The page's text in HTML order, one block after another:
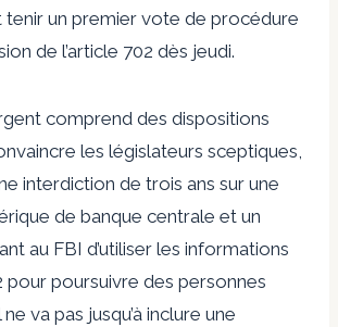
tenir un premier vote de procédure
de l’article 702 dès jeudi.
comprend des dispositions
les législateurs sceptiques,
interdiction de trois ans sur une
de banque centrale et un
au FBI d’utiliser les informations
pour poursuivre des personnes
va pas jusqu’à inclure une